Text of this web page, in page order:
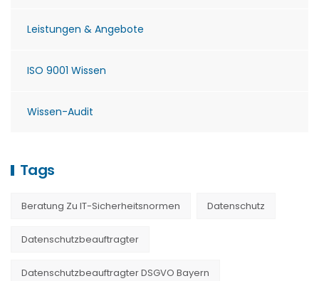
Leistungen & Angebote
ISO 9001 Wissen
Wissen-Audit
Tags
Beratung Zu IT-Sicherheitsnormen Datenschutz
Datenschutzbeauftragter
Datenschutzbeauftragter DSGVO Bayern